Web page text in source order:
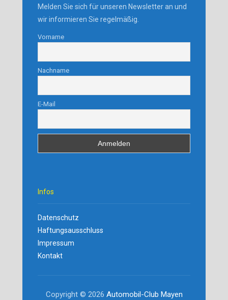
Melden Sie sich für unseren Newsletter an und
wir informieren Sie regelmäßig.
Vorname
Nachname
E-Mail
Infos
Datenschutz
Haftungsausschluss
Impressum
Kontakt
Copyright © 2026 Automobil-Club Mayen